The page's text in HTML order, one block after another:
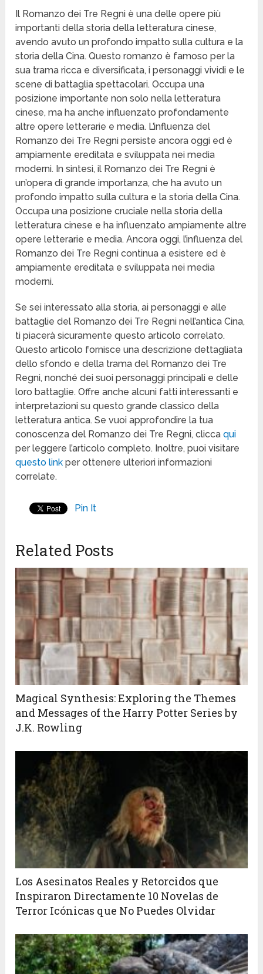
Il Romanzo dei Tre Regni è una delle opere più
importanti della storia della letteratura cinese,
avendo avuto un profondo impatto sulla cultura e la
storia della Cina. Questo romanzo è famoso per la
sua trama ricca e diversificata, i personaggi vividi e le
scene di battaglia spettacolari. Occupa una
posizione importante non solo nella letteratura
cinese, ma ha anche influenzato profondamente
altre opere letterarie e media. L’influenza del
Romanzo dei Tre Regni persiste ancora oggi ed è
ampiamente ereditata e sviluppata nei media
moderni. In sintesi, il Romanzo dei Tre Regni è
un’opera di grande importanza, che ha avuto un
profondo impatto sulla cultura e la storia della Cina.
Occupa una posizione cruciale nella storia della
letteratura cinese e ha influenzato ampiamente altre
opere letterarie e media. Ancora oggi, l’influenza del
Romanzo dei Tre Regni continua a esistere ed è
ampiamente ereditata e sviluppata nei media
moderni.
Se sei interessato alla storia, ai personaggi e alle
battaglie del Romanzo dei Tre Regni nell’antica Cina,
ti piacerà sicuramente questo articolo correlato.
Questo articolo fornisce una descrizione dettagliata
dello sfondo e della trama del Romanzo dei Tre
Regni, nonché dei suoi personaggi principali e delle
loro battaglie. Offre anche alcuni fatti interessanti e
interpretazioni su questo grande classico della
letteratura antica. Se vuoi approfondire la tua
conoscenza del Romanzo dei Tre Regni, cliccaqui
per leggere l’articolo completo. Inoltre, puoi visitare
questo link per ottenere ulteriori informazioni
correlate.
Pin It
Related Posts
Magical Synthesis: Exploring the Themes
and Messages of the Harry Potter Series by
J.K. Rowling
Los Asesinatos Reales y Retorcidos que
Inspiraron Directamente 10 Novelas de
Terror Icónicas que No Puedes Olvidar